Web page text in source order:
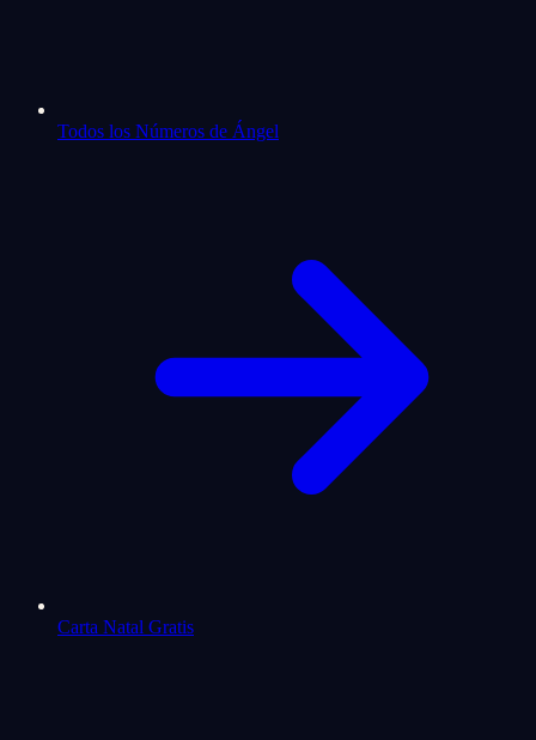
Todos los Números de Ángel
Carta Natal Gratis